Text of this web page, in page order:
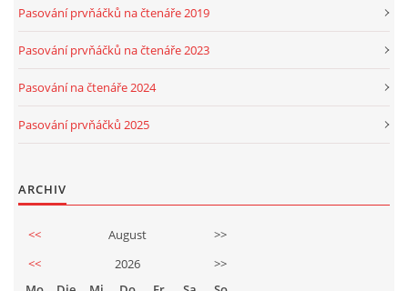
Pasování prvňáčků na čtenáře 2019
Pasování prvňáčků na čtenáře 2023
Pasování na čtenáře 2024
Pasování prvňáčků 2025
ARCHIV
<< August
>>
<<
2026
>>